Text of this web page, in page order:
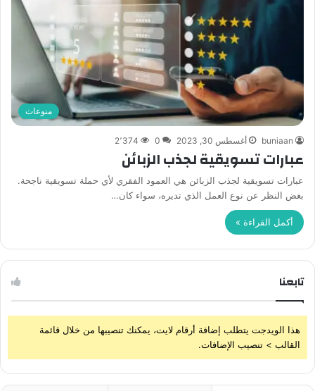
منوعات
buniaan أغسطس 30, 2023 0 2٬374
عبارات تسويقية لجذب الزبائن
عبارات تسويقية لجذب الزبائن هي العمود الفقري لأي حملة تسويقية ناجحة.
بغض النظر عن نوع العمل الذي تديره، سواء كان…
أكمل القراءة »
تابعنا
هذا الويدجت يتطلب إضافة أرقام لايت، يمكنك تنصيبها من خلال قائمة
القالب > تنصيب الإضافات.